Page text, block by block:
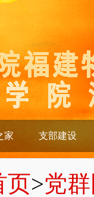
家 支部建设
页>党